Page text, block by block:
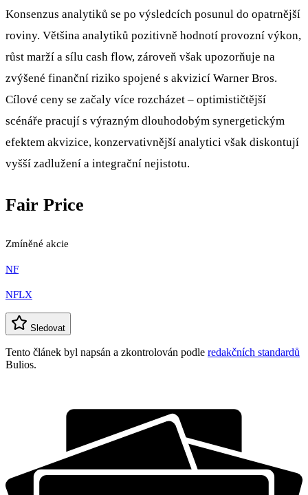
Konsenzus analytiků se po výsledcích posunul do opatrnější
roviny. Většina analytiků pozitivně hodnotí provozní výkon,
růst marží a sílu cash flow, zároveň však upozorňuje na
zvýšené finanční riziko spojené s akvizicí Warner Bros.
Cílové ceny se začaly více rozcházet – optimističtější
scénáře pracují s výrazným dlouhodobým synergetickým
efektem akvizice, konzervativnější analytici však diskontují
vyšší zadlužení a integrační nejistotu.
Fair Price
Zmíněné akcie
NF
NFLX
Sledovat
Tento článek byl napsán a zkontrolován podle redakčních standardů
Bulios.